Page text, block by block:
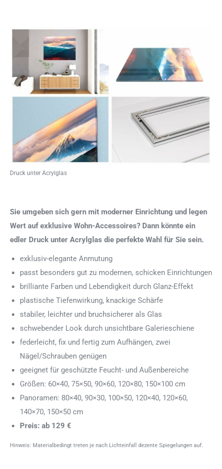
Druck unter Acrylglas
Sie umgeben sich gern mit moderner Einrichtung und legen
Wert auf exklusive Wohn-Accessoires? Dann könnte ein
edler Druck unter Acrylglas die perfekte Wahl für Sie sein.
exklusiv-elegante Anmutung
passt besonders gut zu modernen, schicken Einrichtungen
brilliante Farben und Lebendigkeit durch Glanz-Effekt
plastische Tiefenwirkung, knackige Schärfe
stabiler, leichter und bruchsicherer als Glas
schwebender Look durch unsichtbare Galerieschiene
federleicht, fix und fertig zum Aufhängen, zwei
Nägel/Schrauben genügen
geeignet für geschützte Feucht- und Außenbereiche
Größen: 60×40, 75×50, 90×60, 120×80, 150×100 cm
Panoramen: 80×40, 90×30, 100×50, 120×40, 120×60,
140×70, 150×50 cm
Preis: ab 129 €
Hinweis: Materialbedingt treten je nach Lichteinfall dezente Spiegelungen auf.